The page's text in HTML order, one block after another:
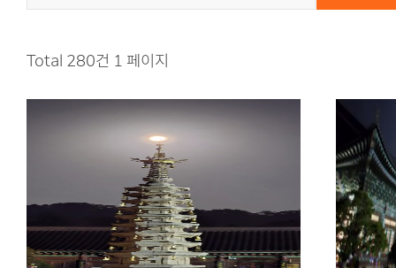
Total 280건 1 페이지